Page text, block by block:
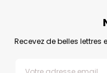
Recevez de belles lettres